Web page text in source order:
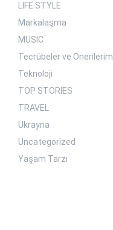
LIFE STYLE
Markalaşma
MUSIC
Tecrübeler ve Önerilerim
Teknoloji
TOP STORIES
TRAVEL
Ukrayna
Uncategorized
Yaşam Tarzı